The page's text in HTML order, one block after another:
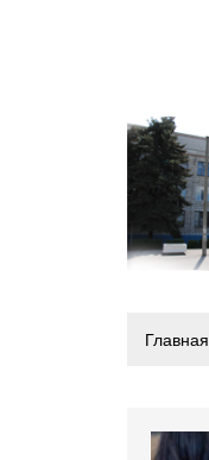
Главная